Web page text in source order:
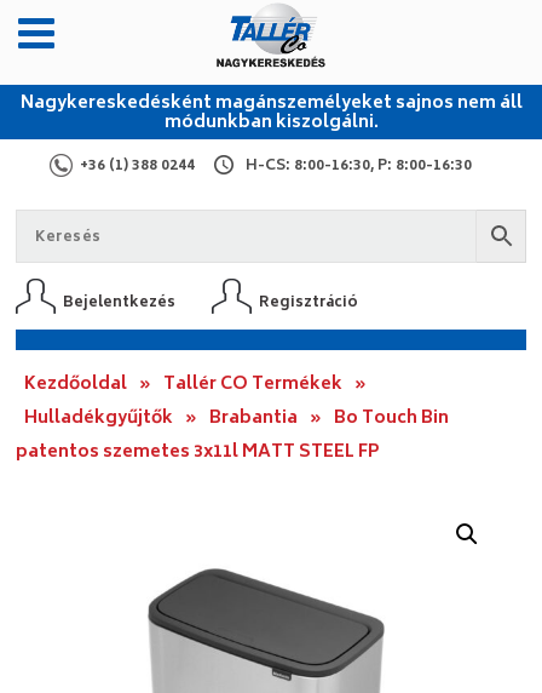
Nagykereskedésként magánszemélyeket sajnos nem áll
módunkban kiszolgálni.
+36 (1) 388 0244 H-CS: 8:00-16:30, P: 8:00-16:30
Bejelentkezés Regisztráció
Kezdőoldal » Tallér CO Termékek »
Hulladékgyűjtők » Brabantia » Bo Touch Bin
patentos szemetes 3x11l MATT STEEL FP